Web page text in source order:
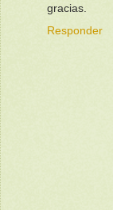
gracias.
Responder